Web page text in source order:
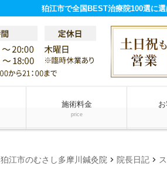
狛江市で全国BEST治療院100選に
施術料金
price
狛江市のむさし多摩川鍼灸院 chevron_right 院長日記 chevron_right